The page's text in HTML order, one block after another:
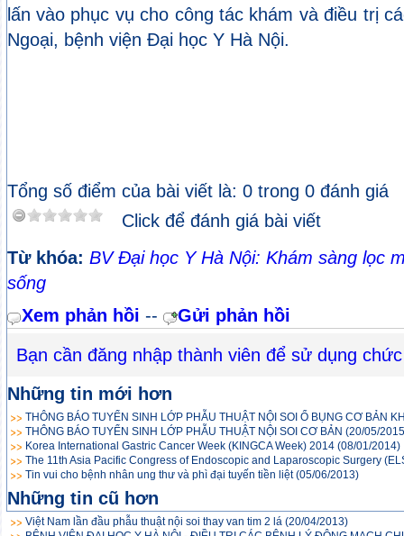
lấn vào phục vụ cho công tác khám và điều trị
Ngoại, bệnh viện Đại học Y Hà Nội.
Tổng số điểm của bài viết là: 0 trong 0 đánh giá
Click để đánh giá bài viết
Từ khóa: BV Đại học Y Hà Nội: Khám sàng lọc
sống
Xem phản hồi --
Gửi phản hồi
Bạn cần đăng nhập thành viên để sử dụng
Những tin mới hơn
THÔNG BÁO TUYỂN SINH LỚP PHẪU THUẬT NỘI SOI Ổ BỤNG CƠ BẢN
THÔNG BÁO TUYỂN SINH LỚP PHẪU THUẬT NỘI SOI CƠ BẢN (20/05/
Korea International Gastric Cancer Week (KINGCA Week) 2014 (08/01/2014)
The 11th Asia Pacific Congress of Endoscopic and Laparoscopic Surgery
Tin vui cho bệnh nhân ung thư và phì đại tuyến tiền liệt (05/06/2013)
Những tin cũ hơn
Việt Nam lần đầu phẫu thuật nội soi thay van tim 2 lá (20/04/2013)